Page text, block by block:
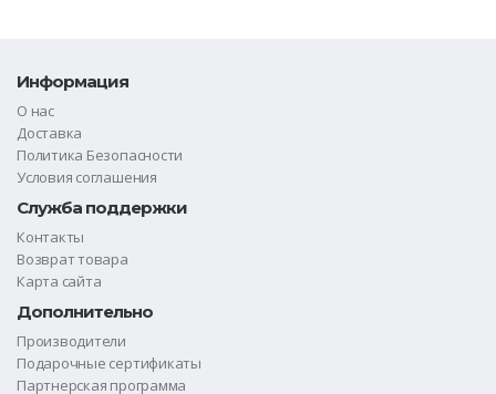
Информация
О нас
Доставка
Политика Безопасности
Условия соглашения
Служба поддержки
Контакты
Возврат товара
Карта сайта
Дополнительно
Производители
Подарочные сертификаты
Партнерская программа